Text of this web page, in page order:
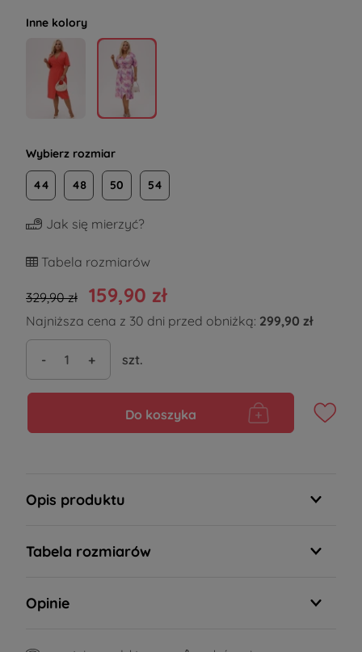
Inne kolory
Wybierz rozmiar
44 48 50 54
Jak się mierzyć?
Tabela rozmiarów
329,90 zł 159,90 zł
Najniższa cena z 30 dni przed obniżką: 299,90 zł
- + szt.
Do koszyka
Opis produktu
Tabela rozmiarów
Opinie